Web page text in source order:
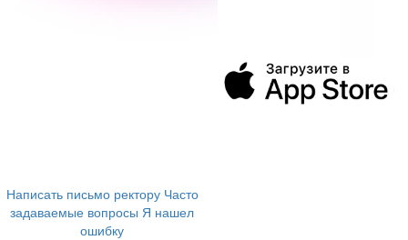
Написать письмо ректору Часто
задаваемые вопросы Я нашел
ошибку